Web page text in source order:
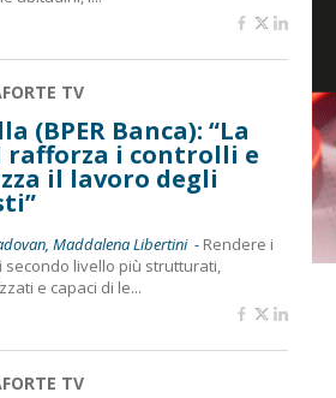
TV
(BPER Banca): “La
rafforza i controlli e
il lavoro degli
Maddalena Libertini - Rendere i
secondo livello più strutturati,
e capaci di le...
TV